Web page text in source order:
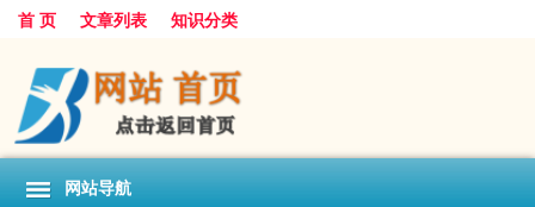
首 页 文章列表 知识分类
网站导航